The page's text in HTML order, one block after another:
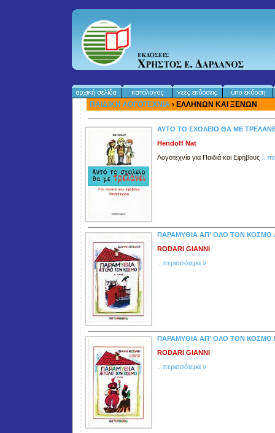
ΠΑΙΔΙΚΗ ΛΟΓΟΤΕΧΝΙΑ › ΕΛΛΗΝΩΝ ΚΑΙ ΞΕΝΩΝ
ΑΥΤΟ ΤΟ ΣΧΟΛΕΙΟ ΘΑ ΜΕ
Hendoff Nat
Λογοτεχνία για Παιδιά και Εφήβους
ΠΑΡΑΜΥΘΙΑ ΑΠ' ΟΛΟ ΤΟΝ ΚΟΣΜΟ
RODARI GIANNI
...περισσότερα »
ΠΑΡΑΜΥΘΙΑ ΑΠ' ΟΛΟ ΤΟΝ ΚΟΣΜΟ
RODARI GIANNI
...περισσότερα »